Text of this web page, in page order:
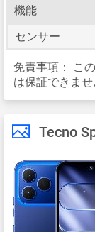
機能
センサー
免責事項：
こ
は保証できませ
Tecno